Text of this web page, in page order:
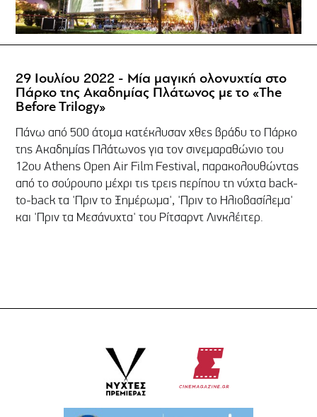
29 Ιουλίου 2022 - Μία μαγική ολονυχτία στο
Πάρκο της Ακαδημίας Πλάτωνος με το «The
Before Trilogy»
Πάνω από 500 άτομα κατέκλυσαν χθες βράδυ το Πάρκο
της Ακαδημίας Πλάτωνος για τον σινεμαραθώνιο του
12ου Athens Open Air Film Festival, παρακολουθώντας
από το σούρουπο μέχρι τις τρεις περίπου τη νύχτα back-
to-back τα 'Πριν το Ξημέρωμα', 'Πριν το Ηλιοβασίλεμα'
και 'Πριν τα Μεσάνυχτα' του Ρίτσαρντ Λινκλέιτερ.